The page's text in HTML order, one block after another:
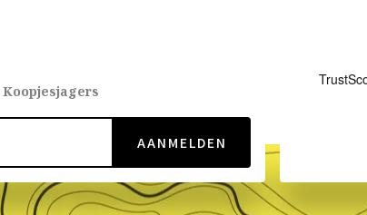
Koopjesjagers
AANMELDEN